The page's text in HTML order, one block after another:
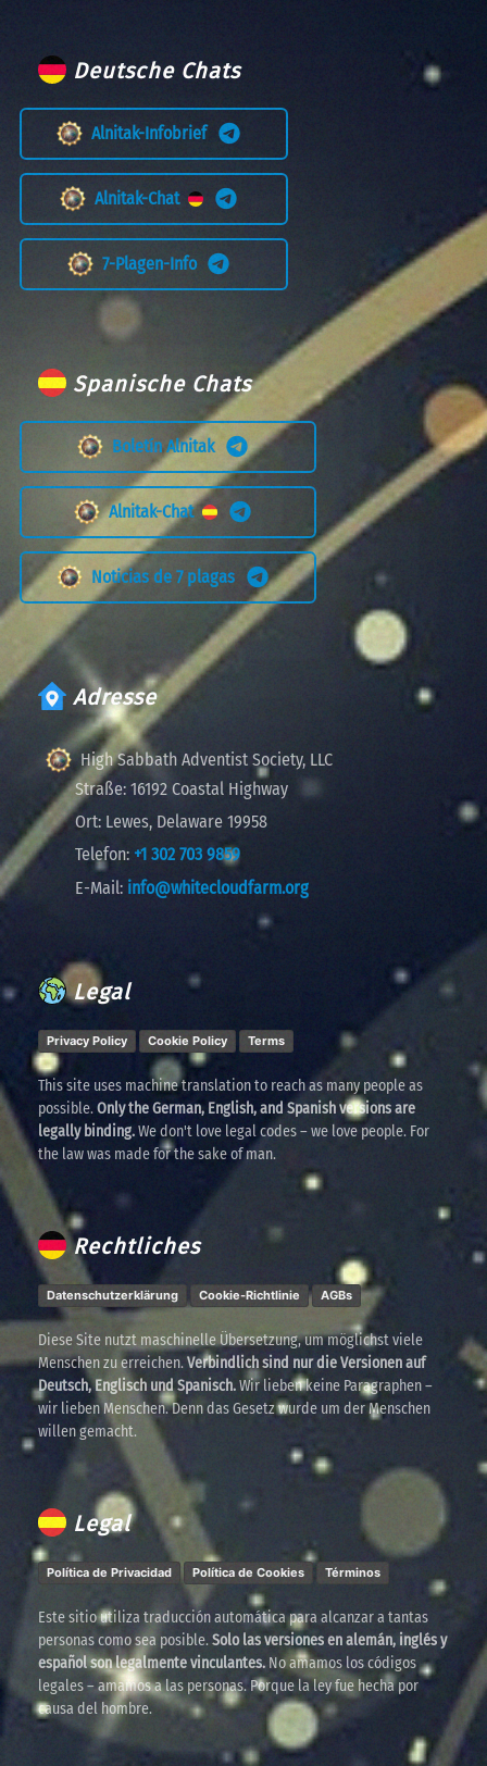
Deutsche Chats
Alnitak-Infobrief
Alnitak-Chat
7-Plagen-Info
Spanische Chats
Boletín Alnitak
Alnitak-Chat
Noticias de 7 plagas
Adresse
High Sabbath Adventist Society, LLC
Straße: 16192 Coastal Highway
Ort: Lewes, Delaware 19958
Telefon: +1 302 703 9859
E-Mail: info@whitecloudfarm.org
Legal
Privacy Policy Cookie Policy Terms
This site uses machine translation to reach as many people as
possible.Only the German, English, and Spanish versions are
legally binding.We don't love legal codes – we love people. For
the law was made for the sake of man.
Rechtliches
Datenschutzerklärung Cookie-Richtlinie AGBs
Diese Site nutzt maschinelle Übersetzung, um möglichst viele
Menschen zu erreichen.Verbindlich sind nur die Versionen auf
Deutsch, Englisch und Spanisch.Wir lieben keine Paragraphen –
wir lieben Menschen. Denn das Gesetz wurde um der Menschen
willen gemacht.
Legal
Política de Privacidad Política de Cookies Términos
Este sitio utiliza traducción automática para alcanzar a tantas
personas como sea posible.Solo las versiones en alemán, inglés y
español son legalmente vinculantes. No amamos los códigos
legales – amamos a las personas. Porque la ley fue hecha por
causa del hombre.